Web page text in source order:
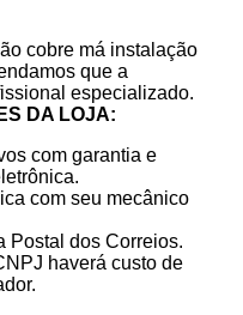
cobre má instalação
que a
especializado.
DA LOJA:
com garantia e
com seu mecânico
Postal dos Correios.
haverá custo de